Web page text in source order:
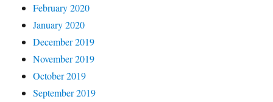
February 2020
January 2020
December 2019
November 2019
October 2019
September 2019